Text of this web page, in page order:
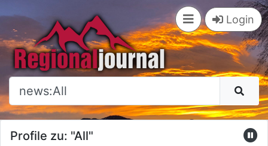
Login
Profile zu: "All"